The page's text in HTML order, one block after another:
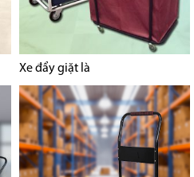
Xe đẩy giặt là